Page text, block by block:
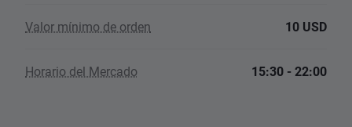
Valor mínimo de orden 10 USD
Horario del Mercado 15:30 - 22:00